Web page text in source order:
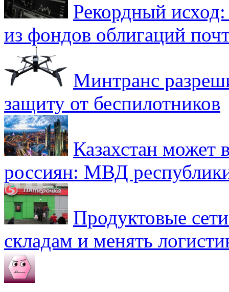
Рекордный
из фондов облигаций
Минтранс
защиту от беспилотников
Казахстан может
россиян: МВД
Продуктовые
складам и менять